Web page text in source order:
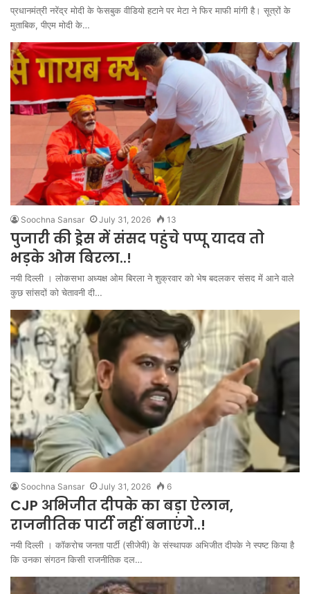
प्रधानमंत्री नरेंद्र मोदी के फेसबुक वीडियो हटाने पर मेटा ने फिर माफी मांगी है। सूत्रों के
मुताबिक, पीएम मोदी के…
Soochna Sansar July 31, 2026 13
पुजारी की ड्रेस में संसद पहुंचे पप्पू यादव तो
भड़के ओम बिरला..!
नयी दिल्ली । लोकसभा अध्यक्ष ओम बिरला ने शुक्रवार को भेष बदलकर संसद में आने वाले
कुछ सांसदों को चेतावनी दी…
Soochna Sansar July 31, 2026 6
CJP अभिजीत दीपके का बड़ा ऐलान,
राजनीतिक पार्टी नहीं बनाएंगे..!
नयी दिल्ली । कॉकरोच जनता पार्टी (सीजेपी) के संस्थापक अभिजीत दीपके ने स्पष्ट किया है
कि उनका संगठन किसी राजनीतिक दल…